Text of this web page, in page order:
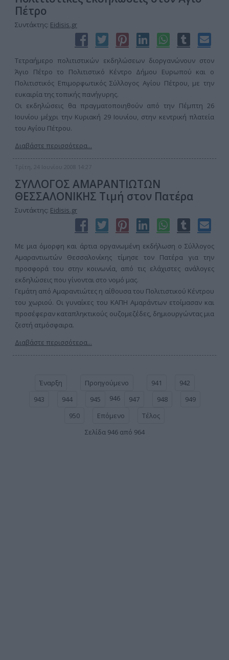
Πέτρο
Συντάκτης: Eidisis.gr
Τετραήμερο πολιτιστικών εκδηλώσεων διοργανώνουν στον
Άγιο Πέτρο το Πολιτιστικό Κέντρο Δήμου Ευρωπού και ο
Πολιτιστικός Επιμορφωτικός Σύλλογος Αγίου Πέτρου, με την
ευκαιρία της τοπικής πανήγυρης.
Οι εκδηλώσεις θα πραγματοποιηθούν από την Πέμπτη 26
Ιουνίου μέχρι την Κυριακή 29 Ιουνίου, στην κεντρική πλατεία
του Αγίου Πέτρου.
Διαβάστε περισσότερα...
Τρίτη, 24 Ιουνίου 2008 14:27
ΣΥΛΛΟΓΟΣ ΑΜΑΡΑΝΤΙΩΤΩΝ
ΘΕΣΣΑΛΟΝΙΚΗΣ Τιμή στον Πατέρα
Συντάκτης: Eidisis.gr
Με μια όμορφη και άρτια οργανωμένη εκδήλωση ο Σύλλογος
Αμαραντιωτών Θεσσαλονίκης τίμησε τον Πατέρα για την
προσφορά του στην κοινωνία, από τις ελάχιστες ανάλογες
εκδηλώσεις που γίνονται στο νομό μας.
Γεμάτη από Αμαραντιώτες η αίθουσα του Πολιτιστικού Κέντρου
του χωριού. Οι γυναίκες του ΚΑΠΗ Αμαράντων ετοίμασαν και
προσέφεραν καταπληκτικούς ουζομεζέδες, δημιουργώντας μια
ζεστή ατμόσφαιρα.
Διαβάστε περισσότερα...
Έναρξη Προηγούμενο 941
942
943
944 945 946 947 948
949
950
Επόμενο
Τέλος
Σελίδα 946 από 964